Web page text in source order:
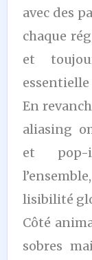
avec des
chaque
et
En
aliasing
et pop-
lisibilité
Côté
sobres